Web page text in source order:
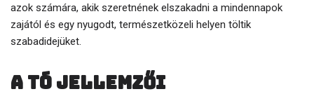
azok számára, akik szeretnének elszakadni a mindennapok
zajától és egy nyugodt, természetközeli helyen töltik
szabadidejüket.
A tó jellemzői